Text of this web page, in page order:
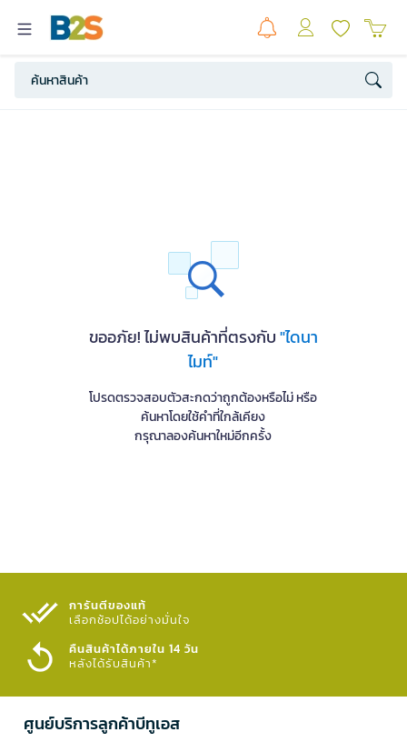
ขออภัย! ไม่พบสินค้าที่ตรงกับ"ไดนา
ไมท์"
โปรดตรวจสอบตัวสะกดว่าถูกต้องหรือไม่ หรือ
ค้นหาโดยใช้คำที่ใกล้เคียง
กรุณาลองค้นหาใหม่อีกครั้ง
การันตีของแท้
เลือกช้อปได้อย่างมั่นใจ​
คืนสินค้าได้ภายใน 14 วัน
หลังได้รับสินค้า*
ศูนย์บริการลูกค้าบีทูเอส